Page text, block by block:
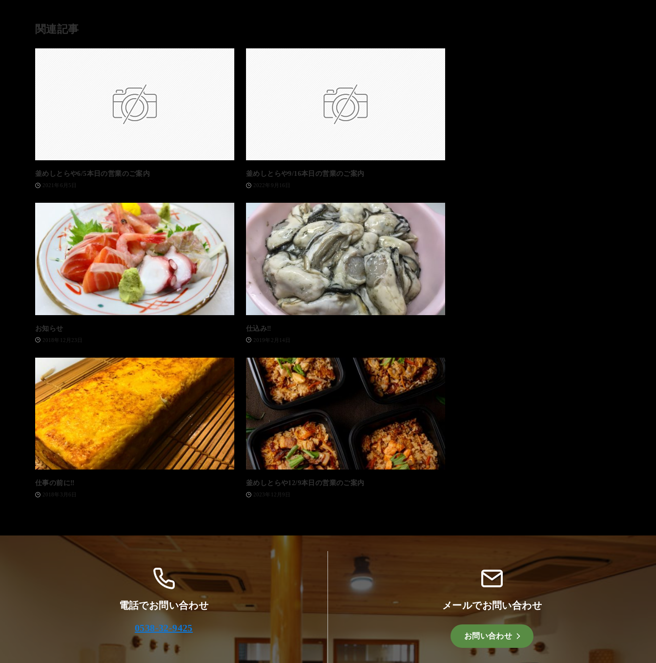
関連記事
釜めしとらや6/5本日の営業のご案内
2021年6月5日
釜めしとらや9/16本日の営業のご案内
2022年9月16日
お知らせ
2018年12月23日
仕込み‼️
2019年2月14日
仕事の前に‼️
2018年3月6日
釜めしとらや12/9本日の営業のご案内
2023年12月9日
電話でお問い合わせ
0538-32-9425
メールでお問い合わせ
お問い合わせ